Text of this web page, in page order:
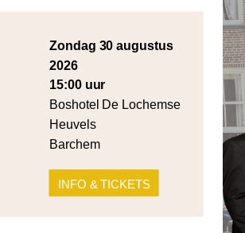
zondag 30 augustus
2026
15:00 uur
Boshotel De Lochemse
Heuvels
Barchem
INFO & TICKETS